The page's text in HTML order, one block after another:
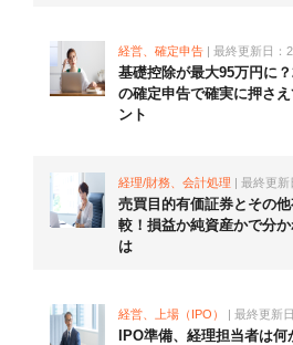
経営、確定申告 | 最終更新日：
基礎控除が最大95万円に
の確定申告で確実に押さ
ント
経理/財務、会計処理 | 最終更新
売買目的有価証券とその
較！損益か純資産かで分
は
経営、上場（IPO） | 最終更新
IPO準備、経理担当者は